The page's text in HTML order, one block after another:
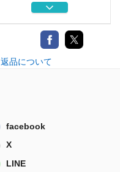
内的経験 こころ
みすず書房
養生の思想
春秋社
返品について
facebook
X
LINE